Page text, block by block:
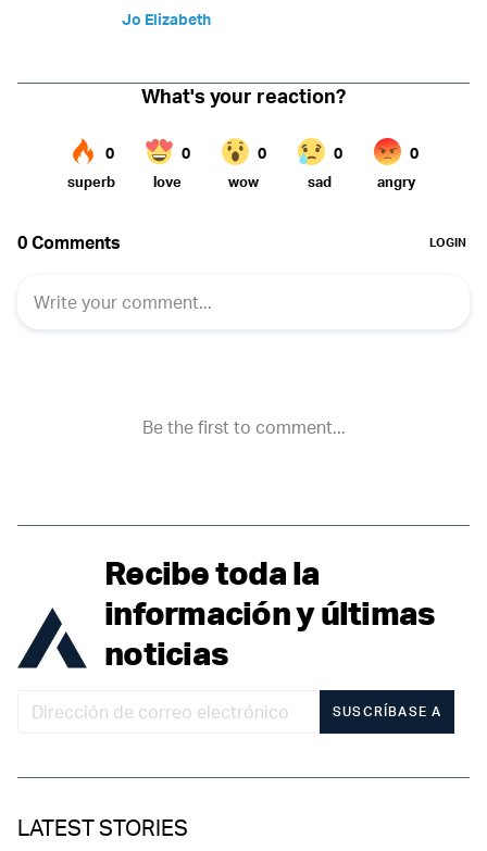
Jo Elizabeth
Recibe toda la
información y últimas
noticias
SUSCRÍBASE A
LATEST STORIES